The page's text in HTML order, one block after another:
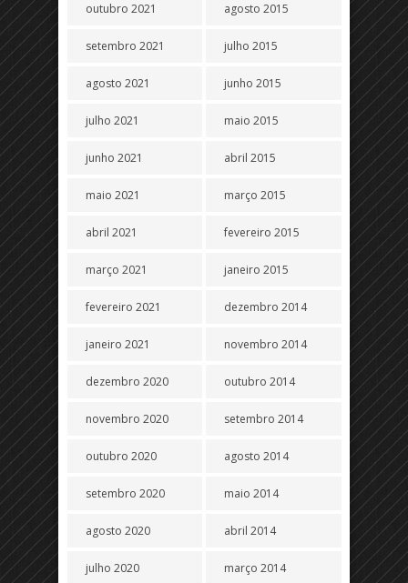
outubro 2021
setembro 2021
agosto 2021
julho 2021
junho 2021
maio 2021
abril 2021
março 2021
fevereiro 2021
janeiro 2021
dezembro 2020
novembro 2020
outubro 2020
setembro 2020
agosto 2020
julho 2020
agosto 2015
julho 2015
junho 2015
maio 2015
abril 2015
março 2015
fevereiro 2015
janeiro 2015
dezembro 2014
novembro 2014
outubro 2014
setembro 2014
agosto 2014
maio 2014
abril 2014
março 2014